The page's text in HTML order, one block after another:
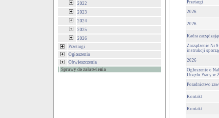
2022
2023
2024
2025
2026
Przetargi
Ogłoszenia
Obwieszczenia
Sprawy do załatwienia
Przetargi
2026
2026
Kadra
Zarządzenie Nr
instrukcji
2026
Ogłoszenie o
Urzędu Pracy w
Poradnictwo
Kontakt
Kontakt